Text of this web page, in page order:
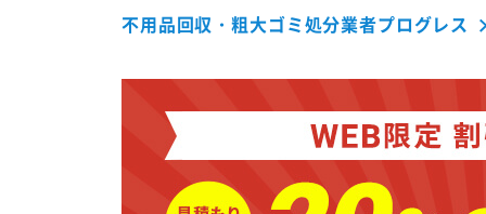
不用品回収・粗大ゴミ処分業者プログレス